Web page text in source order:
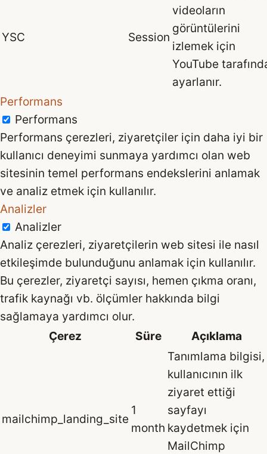
YSC Session
videoların
görüntülerini
izlemek için
YouTube
ayarlanır.
Performans
Performans
Performans çerezleri, ziyaretçiler için daha iyi bir
kullanıcı deneyimi sunmaya yardımcı olan web
sitesinin temel performans endekslerini anlamak
ve analiz etmek için kullanılır.
Analizler
Analizler
Analiz çerezleri, ziyaretçilerin web sitesi ile nasıl
etkileşimde bulunduğunu anlamak için kullanılır.
Bu çerezler, ziyaretçi sayısı, hemen çıkma oranı,
trafik kaynağı vb. ölçümler hakkında bilgi
sağlamaya yardımcı olur.
Çerez
Süre Açıklama
mailchimp_landing_site
1
month
Tanımlama bilgisi,
kullanıcının ilk
ziyaret ettiği
sayfayı
kaydetmek için
MailChimp